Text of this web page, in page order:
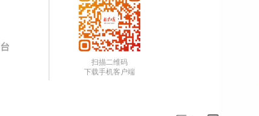
扫描二维码
下载手机客户端